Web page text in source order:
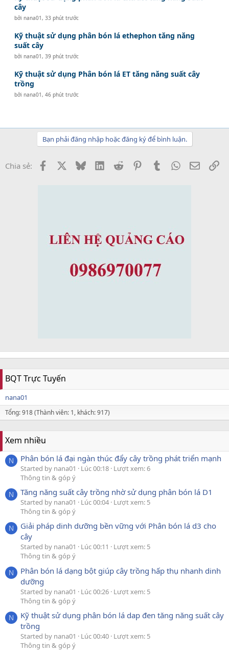
cây
bởinana01 ,33 phút trước
Kỹ thuật sử dụng phân bón lá ethephon tăng năng
suất cây
bởinana01 ,39 phút trước
Kỹ thuật sử dụng Phân bón lá ET tăng năng suất cây
trồng
bởinana01 ,46 phút trước
Bạn phải đăng nhập hoặc đăng ký để bình luận.
Chia sẻ: Facebook BlueskyLinkedInReddit PinterestTumblrWhatsApp
Email
BQT Trực Tuyến
nana01
Tổng: 918 (Thành viên: 1, khách: 917)
Xem nhiều
N Phân bón lá đại ngàn thúc đẩy cây trồng phát triển mạnh
Started by nana01 Lúc 00:18 Lượt xem: 6
Thông tin & góp ý
N Tăng năng suất cây trồng nhờ sử dụng phân bón lá D1
Started by nana01 Lúc 00:04 Lượt xem: 5
Thông tin & góp ý
N
Giải pháp dinh dưỡng bền vững với Phân bón lá d3 cho
cây
Started by nana01 Lúc 00:11
Lượt xem: 5
Thông tin & góp ý
N
Phân bón lá dạng bột giúp cây trồng hấp thụ nhanh dinh
dưỡng
Started by nana01 Lúc 00:26 Lượt xem: 5
Thông tin & góp ý
N
Kỹ thuật sử dụng phân bón lá dap đen tăng năng suất cây
trồng
Started by nana01 Lúc 00:40 Lượt xem: 5
Thông tin & góp ý